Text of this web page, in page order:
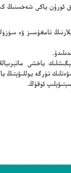
ئورۇن ياكى شەخسنىڭ
تامغۇسىز ۋە
ياخشى
تۈرگە يوللىۋېتىڭ